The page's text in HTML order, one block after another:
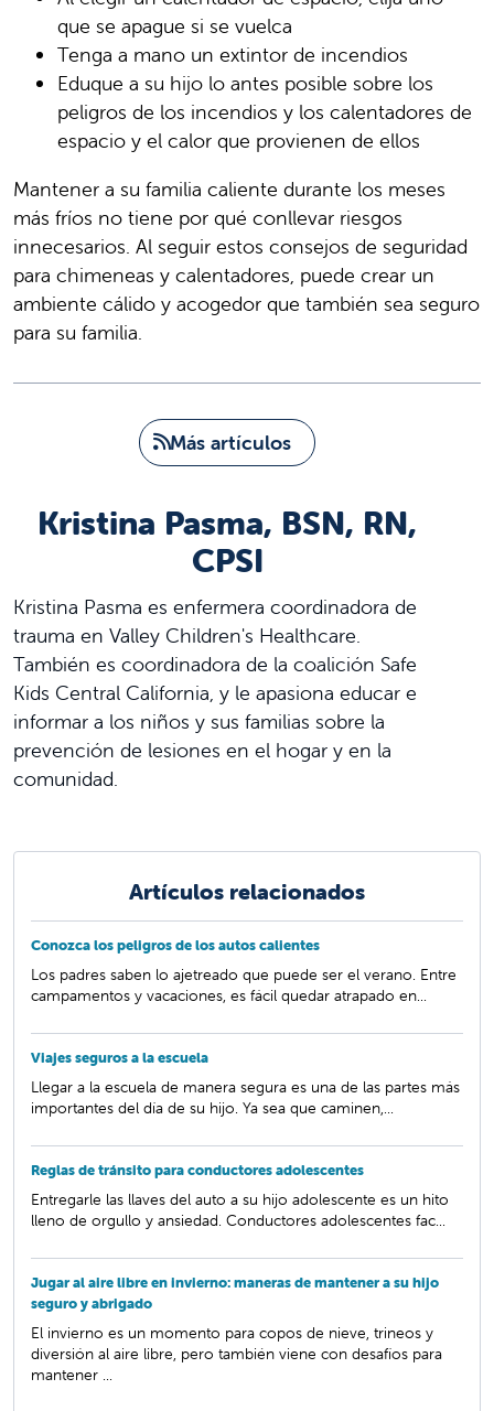
que se apague si se vuelca
Tenga a mano un extintor de incendios
Eduque a su hijo lo antes posible sobre los
peligros de los incendios y los calentadores de
espacio y el calor que provienen de ellos
Mantener a su familia caliente durante los meses
más fríos no tiene por qué conllevar riesgos
innecesarios. Al seguir estos consejos de seguridad
para chimeneas y calentadores, puede crear un
ambiente cálido y acogedor que también sea seguro
para su familia.
Más artículos
Kristina Pasma, BSN, RN,
CPSI
Kristina Pasma es enfermera coordinadora de
trauma en Valley Children's Healthcare.
También es coordinadora de la coalición Safe
Kids Central California, y le apasiona educar e
informar a los niños y sus familias sobre la
prevención de lesiones en el hogar y en la
comunidad.
Artículos relacionados
Conozca los peligros de los autos calientes
Los padres saben lo ajetreado que puede ser el verano. Entre
campamentos y vacaciones, es fácil quedar atrapado en...
Viajes seguros a la escuela
Llegar a la escuela de manera segura es una de las partes más
importantes del día de su hijo. Ya sea que caminen,...
Reglas de tránsito para conductores adolescentes
Entregarle las llaves del auto a su hijo adolescente es un hito
lleno de orgullo y ansiedad. Conductores adolescentes fac...
Jugar al aire libre en invierno: maneras de mantener a su hijo
seguro y abrigado
El invierno es un momento para copos de nieve, trineos y
diversión al aire libre, pero también viene con desafíos para
mantener ...